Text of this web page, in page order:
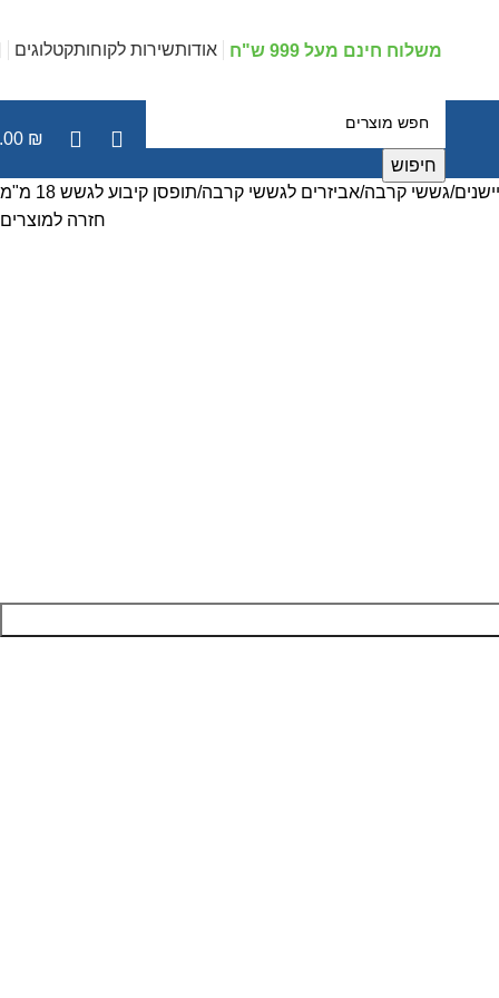
משלוח חינם מעל 999 ש"ח אודותשירות לקוחותקטלוגים
חיפוש
₪
גששי קרבה אביזרים לגששי קרבה תופסן קיבוע לגשש 18 מ"מ
חזרה למוצרים